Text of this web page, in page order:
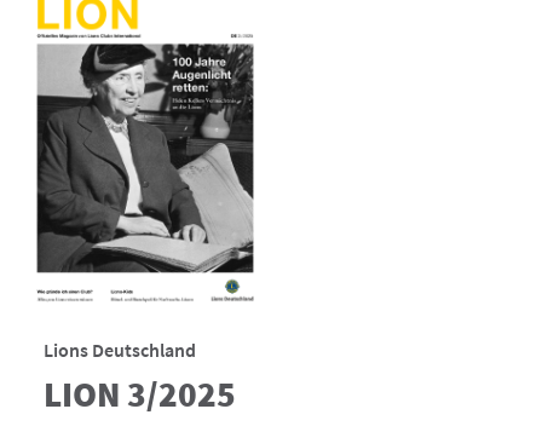
Lions Deutschland
LION 3/2025